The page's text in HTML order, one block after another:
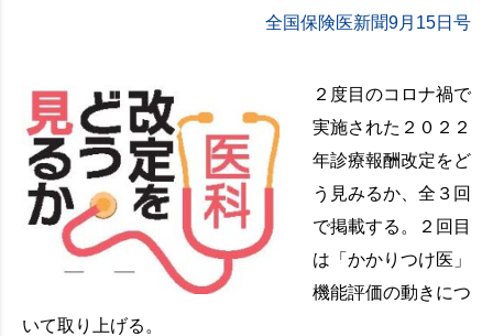
全国保険医新聞9月15日号
２度目のコロナ禍で
実施された２０２２
年診療報酬改定をど
う見みるか、全３回
で掲載する。２回目
は「かかりつけ医」
機能評価の動きにつ
いて取り上げる。